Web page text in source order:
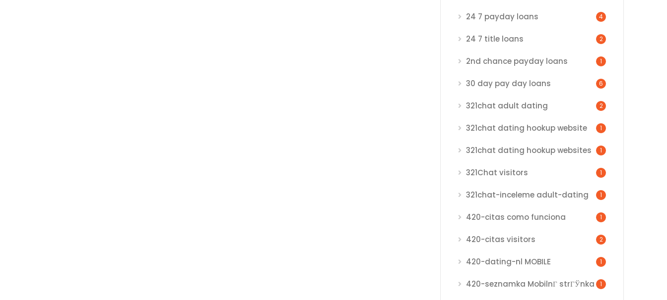
24 7 payday loans 4
24 7 title loans 2
2nd chance payday loans 1
30 day pay day loans 6
321chat adult dating 2
321chat dating hookup website 1
321chat dating hookup websites 1
321Chat visitors 1
321chat-inceleme adult-dating 1
420-citas como funciona 1
420-citas visitors 2
420-dating-nl MOBILE 1
420-seznamka MobilnГ­ strГЎnka 1